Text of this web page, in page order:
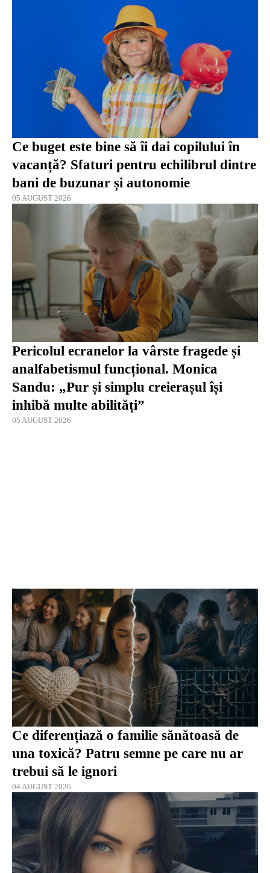
Ce buget este bine să îi dai copilului în
vacanță? Sfaturi pentru echilibrul dintre
bani de buzunar și autonomie
05 AUGUST 2026
Pericolul ecranelor la vârste fragede și
analfabetismul funcțional. Monica
Sandu: „Pur și simplu creierașul își
inhibă multe abilități”
05 AUGUST 2026
Ce diferențiază o familie sănătoasă de
una toxică? Patru semne pe care nu ar
trebui să le ignori
04 AUGUST 2026